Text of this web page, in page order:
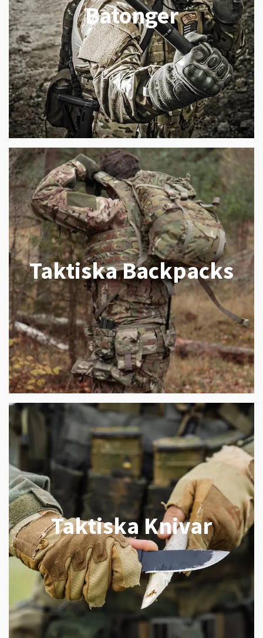
Batonger
Taktiska Backpacks
Taktiska Knivar